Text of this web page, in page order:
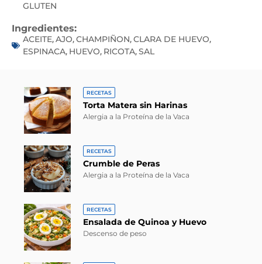
GLUTEN
Ingredientes:
ACEITE,AJO,CHAMPIÑON,CLARA DE HUEVO,
ESPINACA, HUEVO, RICOTA,SAL
RECETAS
Torta Matera sin Harinas
Alergia a la Proteína de la Vaca
RECETAS
Crumble de Peras
Alergia a la Proteína de la Vaca
RECETAS
Ensalada de Quinoa y Huevo
Descenso de peso